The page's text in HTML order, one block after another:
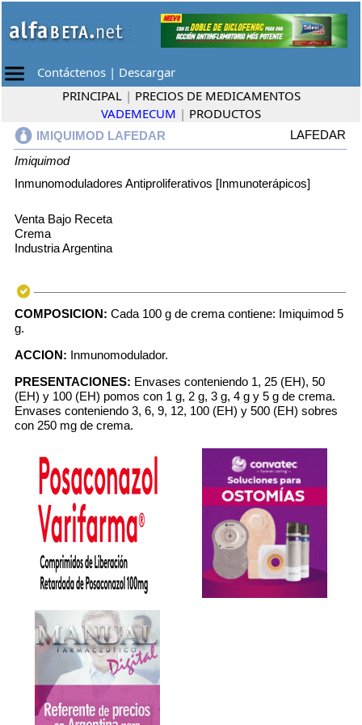
Contáctenos | Descargar
PRINCIPAL | PRECIOS DE MEDICAMENTOS
VADEMECUM | PRODUCTOS
IMIQUIMOD LAFEDAR
LAFEDAR
Imiquimod
Inmunomoduladores Antiproliferativos [Inmunoterápicos]
Venta Bajo Receta
Crema
Industria Argentina
COMPOSICION: Cada 100 g de crema contiene: Imiquimod 5
g.
ACCION: Inmunomodulador.
PRESENTACIONES: Envases conteniendo 1, 25 (EH), 50
(EH) y 100 (EH) pomos con 1 g, 2 g, 3 g, 4 g y 5 g de crema.
Envases conteniendo 3, 6, 9, 12, 100 (EH) y 500 (EH) sobres
con 250 mg de crema.